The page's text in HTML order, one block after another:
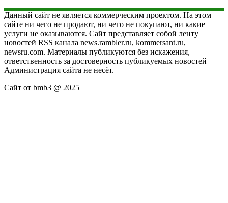
Данный сайт не является коммерческим проектом. На этом
сайте ни чего не продают, ни чего не покупают, ни какие
услуги не оказываются. Сайт представляет собой ленту
новостей RSS канала news.rambler.ru, kommersant.ru,
newsru.com. Материалы публикуются без искажения,
ответственность за достоверность публикуемых новостей
Администрация сайта не несёт.
Сайт от bmb3 @ 2025